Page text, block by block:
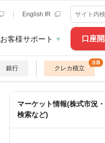
口座
English IR
お客様サポート
銀行 クレカ積立
マーケット情報(株式市況
検索など)